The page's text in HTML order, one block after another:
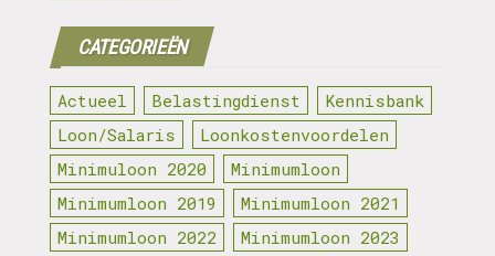
CATEGORIEËN
Actueel Belastingdienst
Kennisbank
Loon/Salaris
Loonkostenvoordelen
Minimuloon 2020
Minimumloon
Minimumloon 2019
Minimumloon 2021
Minimumloon 2022
Minimumloon 2023